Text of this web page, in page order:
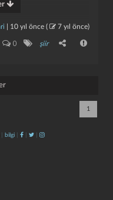
10 yıl önce ( 7 yıl önce)
0 şiir
1
kapat kaydet
bilgi| | |